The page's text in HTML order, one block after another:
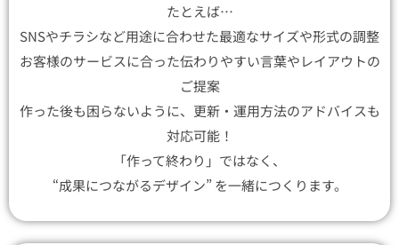
たとえば…
SNSやチラシなど用途に合わせた最適なサイズや形式の調整
お客様のサービスに合った伝わりやすい言葉やレイアウトの
ご提案
作った後も困らないように、更新・運用方法のアドバイスも
対応可能！
「作って終わり」ではなく、
“成果につながるデザイン” を一緒につくります。